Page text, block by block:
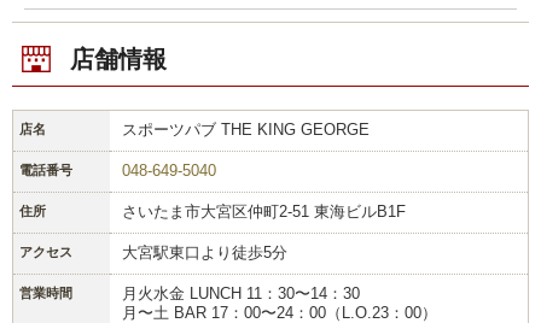
店舗情報
店名 スポーツパブ THE KING GEORGE
電話番号 048-649-5040
住所 さいたま市大宮区仲町2-51 東海ビルB1F
アクセス 大宮駅東口より徒歩5分
営業時間
月火水金 LUNCH 11：30〜14：30
月〜土 BAR 17：00〜24：00（L.O.23：00）